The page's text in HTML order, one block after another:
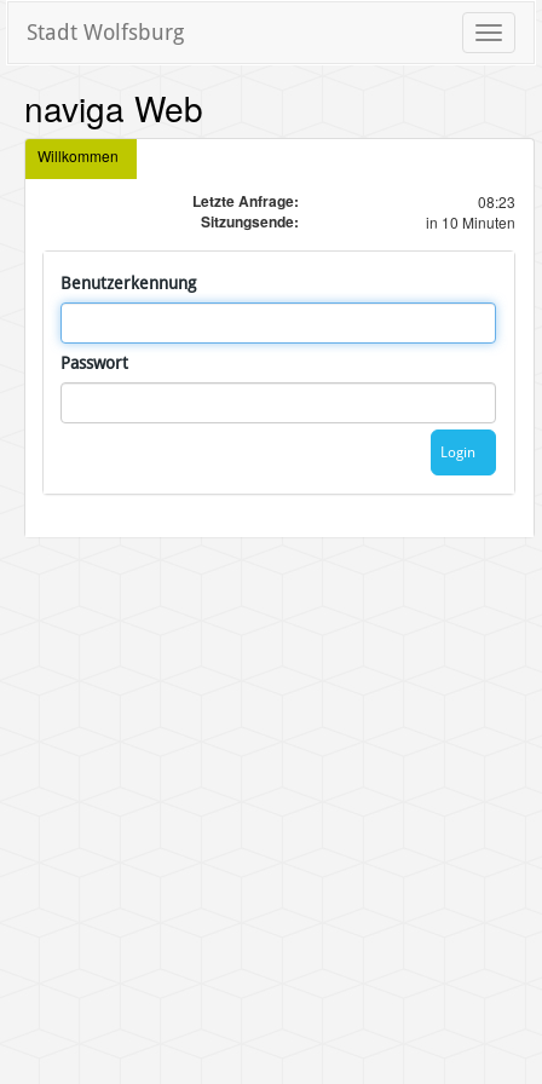
Toggle
Stadt Wolfsburg
naviga Web
Willkommen
Letzte Anfrage: 08:23
Sitzungsende: in 10 Minuten
Benutzerkennung
Passwort